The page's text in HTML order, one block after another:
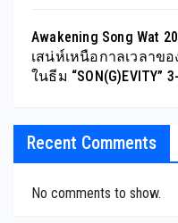
Awakening Song Wat
เสน่ห์เหนือกาลเวลาขอ
ในธีม “SON(G)EVITY”
Recent Comments
No comments to show.